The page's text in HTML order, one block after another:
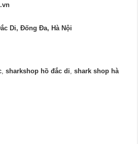
Di, Đống Đa, Hà Nội
,sharkshop hồ đắc di ,shark shop hà